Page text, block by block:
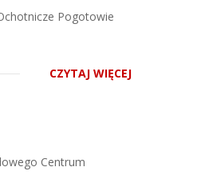
Pogotowie
CZYTAJ WIĘCEJ
Centrum